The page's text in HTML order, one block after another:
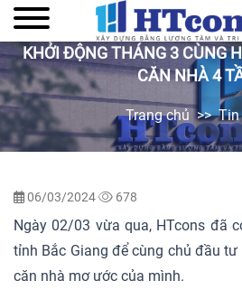
KHỞI ĐỘNG THÁNG 3 CÙNG
CĂN NHÀ 4
Trang chủ Tin
06/03/2024 678
Ngày 02/03 vừa qua, HTcons đã
tỉnh Bắc Giang để cùng chủ đầu
căn nhà mơ ước của mình.